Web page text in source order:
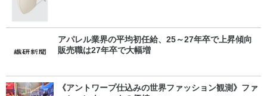
アパレル業界の平均初任給、25～27年卒で上昇傾向
販売職は27年卒で大幅増
《アントワープ仕込みの世界ファッション観測》ファ